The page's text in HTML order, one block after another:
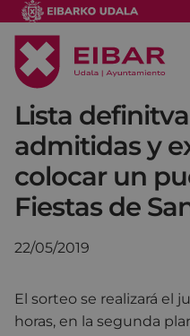
Lista
admitidas y
colocar un
Fiestas de
22/05/2019
El sorteo se realizará el
horas, en la segunda